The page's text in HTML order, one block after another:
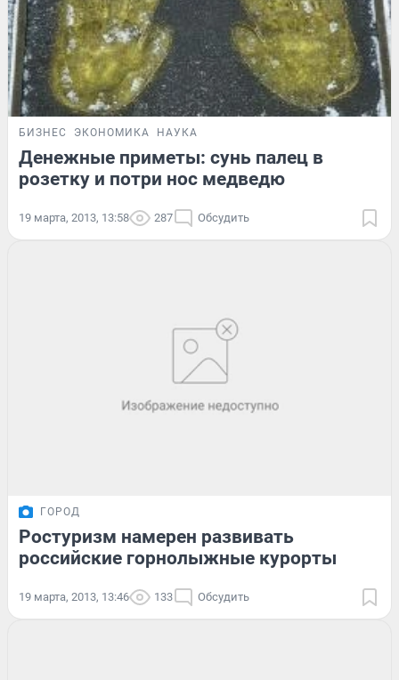
БИЗНЕС ЭКОНОМИКА НАУКА
Денежные приметы: сунь палец в
розетку и потри нос медведю
19 марта, 2013, 13:58 287 Обсудить
ГОРОД
Ростуризм намерен развивать
российские горнолыжные курорты
19 марта, 2013, 13:46 133 Обсудить